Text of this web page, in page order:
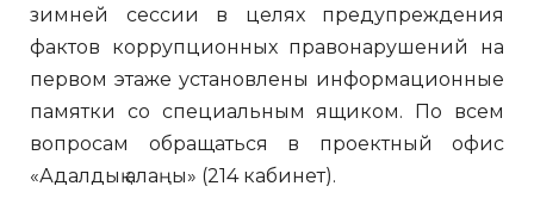
зимней сессии в целях предупреждения
фактов коррупционных правонарушений на
первом этаже установлены информационные
памятки со специальным ящиком. По всем
вопросам обращаться в проектный офис
«Адалдық алаңы» (214 кабинет).